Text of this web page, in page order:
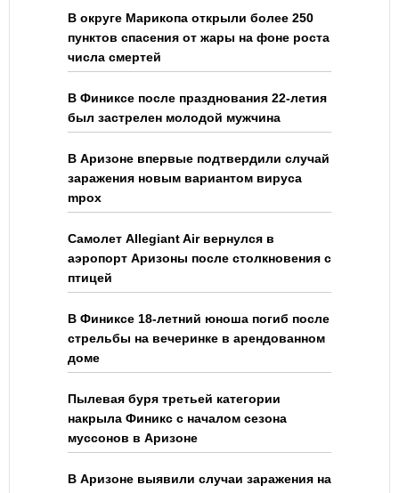
В округе Марикопа открыли более 250
пунктов спасения от жары на фоне роста
числа смертей
В Финиксе после празднования 22-летия
был застрелен молодой мужчина
В Аризоне впервые подтвердили случай
заражения новым вариантом вируса
mpox
Самолет Allegiant Air вернулся в
аэропорт Аризоны после столкновения с
птицей
В Финиксе 18-летний юноша погиб после
стрельбы на вечеринке в арендованном
доме
Пылевая буря третьей категории
накрыла Финикс с началом сезона
муссонов в Аризоне
В Аризоне выявили случаи заражения на